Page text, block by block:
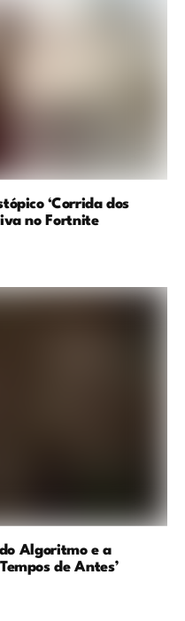
‘Corrida dos
no Fortnite
do Algoritmo e a
de Antes’